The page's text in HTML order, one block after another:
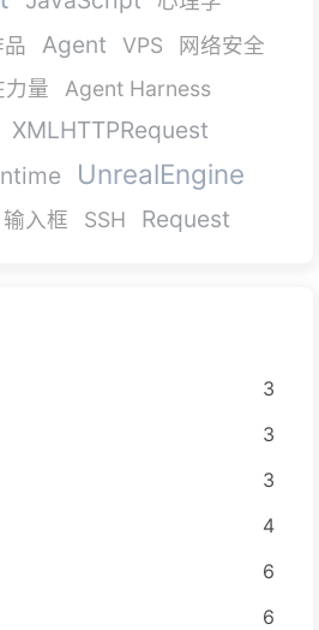
品 Agent VPS 网络安全
力量
Agent Harness
XMLHTTPRequest
UnrealEngine
输入框 SSH Request
3
3
3
4
6
6